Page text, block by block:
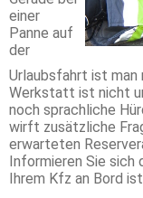
einer
Panne auf
der
Urlaubsfahrt ist man
Werkstatt ist nicht
noch sprachliche
wirft zusätzliche
erwarteten
Informieren Sie sich
Ihrem Kfz an Bord ist.